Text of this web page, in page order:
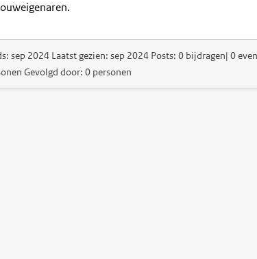
sep 2024 Laatst gezien: sep 2024 Posts: 0 bijdragen| 0
Gevolgd door: 0 personen